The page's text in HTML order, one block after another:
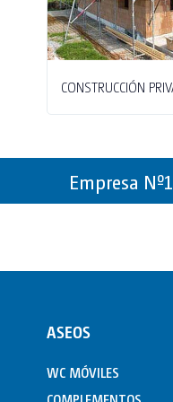
CONSTRUCCIÓN
Empresa
ASEOS
WC MÓVILES
COMPLEMENTOS